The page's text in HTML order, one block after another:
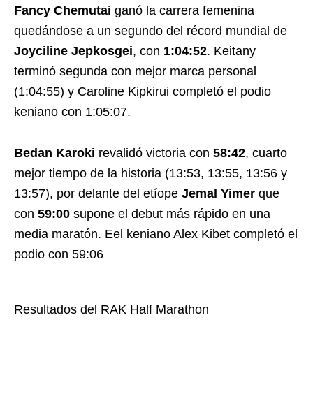
Fancy Chemutai ganó la carrera femenina
quedándose a un segundo del récord mundial de
Joyciline Jepkosgei, con 1:04:52. Keitany
terminó segunda con mejor marca personal
(1:04:55) y Caroline Kipkirui completó el podio
keniano con 1:05:07.
Bedan Karoki revalidó victoria con 58:42, cuarto
mejor tiempo de la historia (13:53, 13:55, 13:56 y
13:57), por delante del etíope Jemal Yimer que
con 59:00 supone el debut más rápido en una
media maratón. Eel keniano Alex Kibet completó el
podio con 59:06
Resultados del RAK Half Marathon